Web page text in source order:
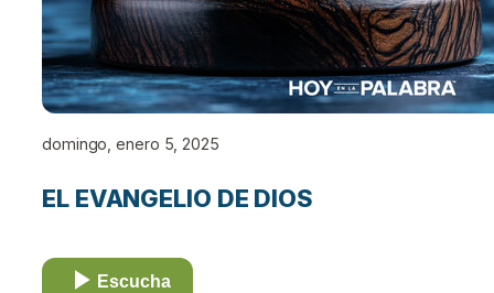
domingo, enero 5, 2025
EL EVANGELIO DE DIOS
Escucha